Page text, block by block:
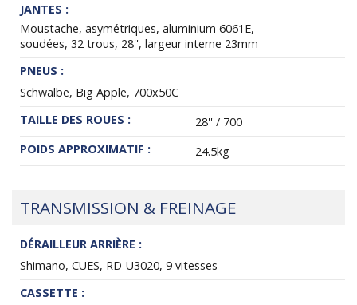
JANTES :
Moustache, asymétriques, aluminium 6061E,
soudées, 32 trous, 28'', largeur interne 23mm
PNEUS :
Schwalbe, Big Apple, 700x50C
TAILLE DES ROUES :
28'' / 700
POIDS APPROXIMATIF :
24.5kg
TRANSMISSION & FREINAGE
DÉRAILLEUR ARRIÈRE :
Shimano, CUES, RD-U3020, 9 vitesses
CASSETTE :